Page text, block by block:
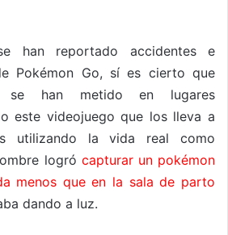
han reportado accidentes e
Pokémon Go, sí es cierto que
se han metido en lugares
este videojuego que los lleva a
utilizando la vida real como
logró capturar un pokémon
menos que en la sala de parto
dando a luz.